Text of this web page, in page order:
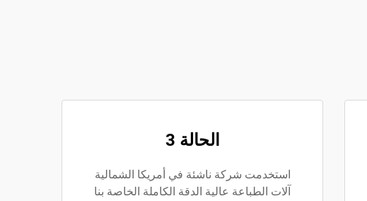
الحالة 3
استخدمت شركة ناشئة في أمريكا الشمالية
آلات الطباعة عالية الدقة الكاملة الخاصة بنا